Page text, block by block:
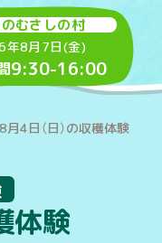
むさしの村
年8月7日(金)
9:30-16:00
8月4日（日）の収穫体験
体験